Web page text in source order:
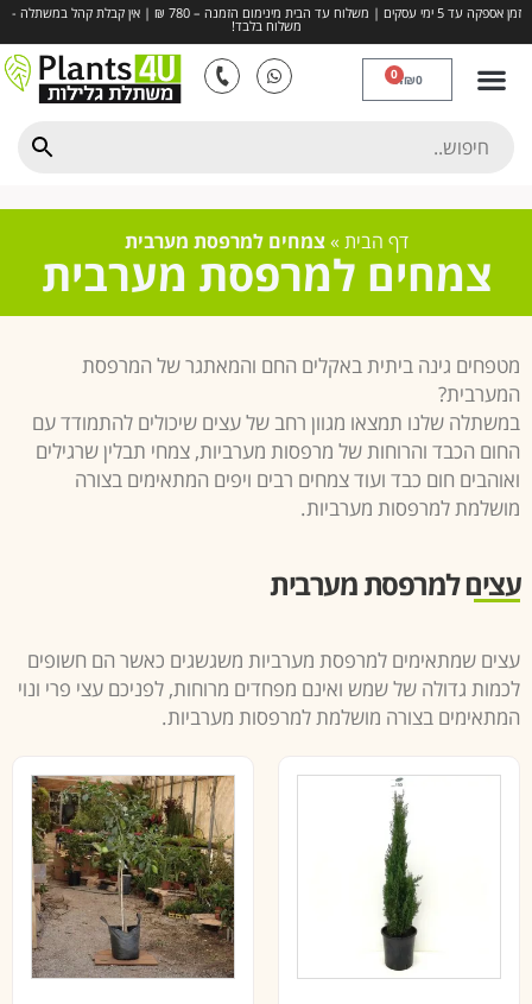
זמן אספקה עד 5 ימי עסקים | משלוח עד הבית מינימום הזמנה – 780 ₪ | אין קבלת קהל במשתלה -
משלוח בלבד!
₪0
0
דף הבית»צמחים למרפסת מערבית
צמחים למרפסת מערבית
מטפחים גינה ביתית באקלים החם והמאתגר של המרפסת
המערבית?
במשתלה שלנו תמצאו מגוון רחב של עצים שיכולים להתמודד עם
החום הכבד והרוחות של מרפסות מערביות, צמחי תבלין שרגילים
ואוהבים חום כבד ועוד צמחים רבים ויפים המתאימים בצורה
מושלמת למרפסות מערביות.
עצים למרפסת מערבית
עצים שמתאימים למרפסת מערביות משגשגים כאשר הם חשופים
לכמות גדולה של שמש ואינם מפחדים מרוחות, לפניכם עצי פרי ונוי
המתאימים בצורה מושלמת למרפסות מערביות.